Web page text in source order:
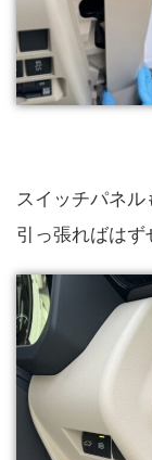
スイッチパネ
引っ張ればはず